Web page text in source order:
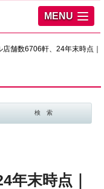
MENU
店舗数6706軒、24年末時点｜
年末時点｜